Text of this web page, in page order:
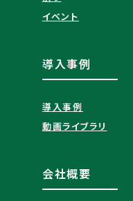
イベント
導入事例
導入事例
動画ライブラリ
会社概要